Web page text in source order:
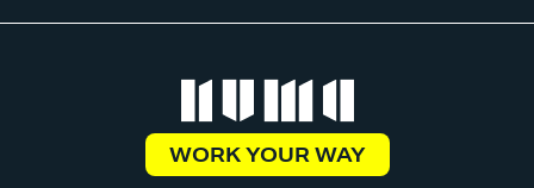
WORK YOUR WAY